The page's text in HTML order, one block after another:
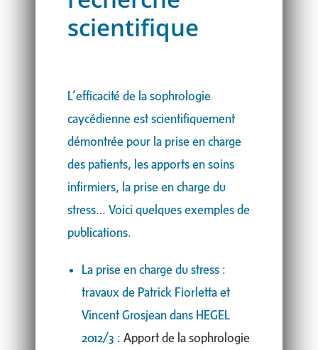
scientifique
L’efficacité de la sophrologie
caycédienne est scientifiquement
démontrée pour la prise en charge
des patients, les apports en soins
infirmiers, la prise en charge du
stress… Voici quelques exemples de
publications.
La prise en charge du stress :
travaux de Patrick Fiorletta et
Vincent Grosjean dans HEGEL
2012/3 :Apport de la sophrologie